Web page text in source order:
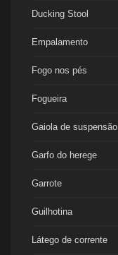
Ducking Stool
Empalamento
Fogo nos pés
Fogueira
Gaiola de suspensão
Garfo do herege
Garrote
Guilhotina
Látego de corrente